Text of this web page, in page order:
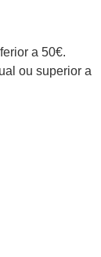
a 50€.
ou superior a